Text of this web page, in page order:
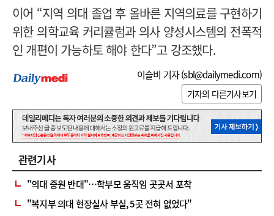
이어 “지역 의대 졸업 후 올바른 지역의료를 구현하기
위한 의학교육 커리큘럼과 의사 양성시스템의 전폭적
인 개편이 가능하토 해야 한다”고 강조했다.
이슬비 기자 (sbl@dailymedi.com)
기자의 다른기사보기
관련기사
"의대 증원 반대"…학부모 움직임 곳곳서 포착
"복지부 의대 현장실사 부실, 5곳 전혀 없었다"